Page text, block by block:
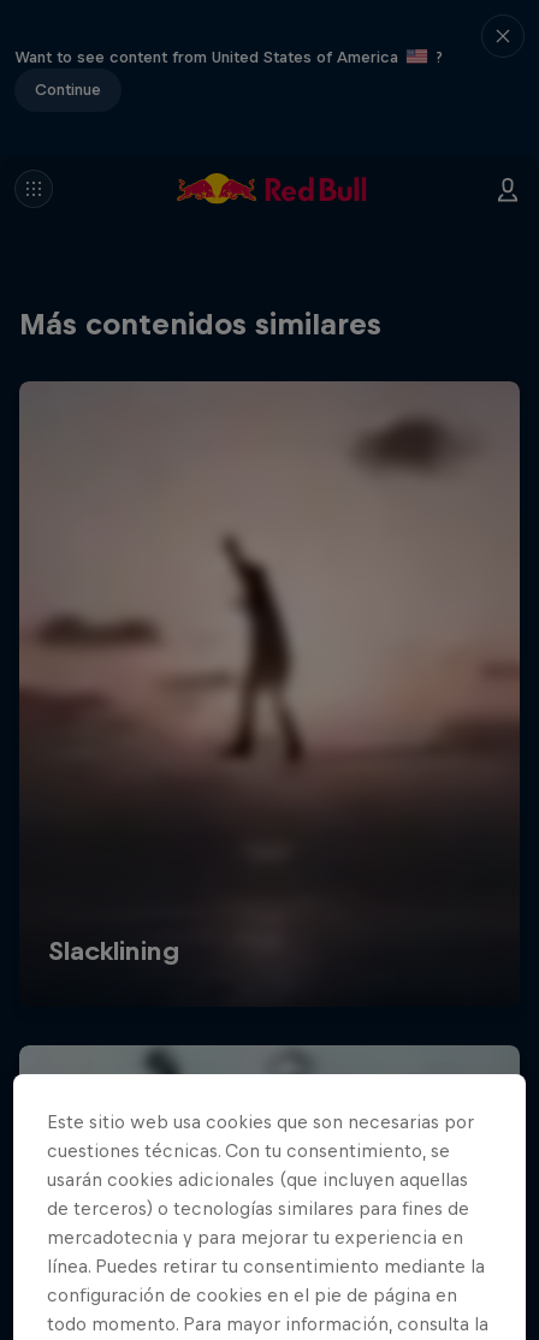
Want to see content from United States of America
?
Continue
Más contenidos similares
Este sitio web usa cookies que son necesarias por
cuestiones técnicas. Con tu consentimiento, se
usarán cookies adicionales (que incluyen aquellas
de terceros) o tecnologías similares para fines de
mercadotecnia y para mejorar tu experiencia en
línea. Puedes retirar tu consentimiento mediante la
configuración de cookies en el pie de página en
todo momento. Para mayor información, consulta la